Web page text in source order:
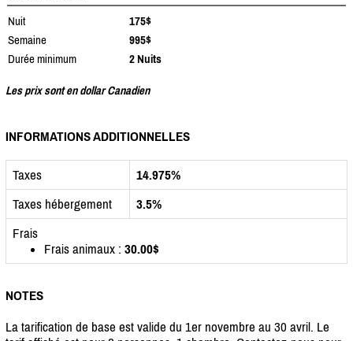
Nuit
175$
Semaine
995$
Durée minimum
2 Nuits
Les prix sont en dollar Canadien
INFORMATIONS ADDITIONNELLES
Taxes
14.975%
Taxes hébergement
3.5%
Frais
Frais animaux : 30.00$
NOTES
La tarification de base est valide du 1er novembre au 30 avril. Le